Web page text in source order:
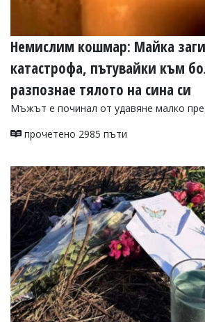
Немислим кошмар: Майка
катастрофа, пътувайки към
разпознае тялото на сина си
Мъжът е починал от удавяне малко
прочетено 2985 пъти